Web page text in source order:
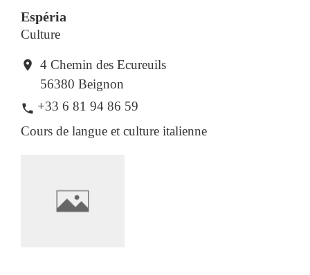
Espéria
Culture
location_on 4 Chemin des Ecureuils
56380 Beignon
phone +33 6 81 94 86 59
Cours de langue et culture italienne